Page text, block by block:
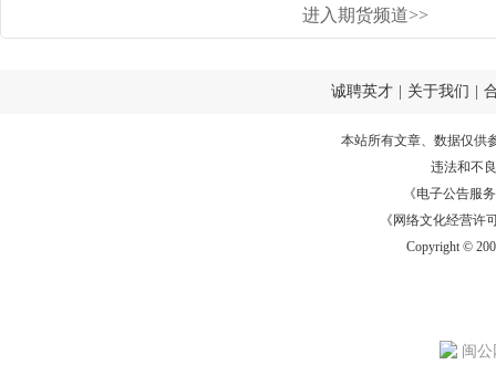
进入期货频道>>
诚聘英才 关于我们
本站所有文章、数据仅供
违法和不
《电子公告服务
《网络文化经营许
Copyright ©
闽公